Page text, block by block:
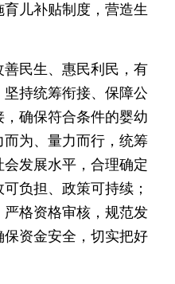
儿补贴制度，营造生
民生、惠民利民，有
持统筹衔接、保障公
确保符合条件的婴幼
而为、量力而行，统筹
发展水平，合理确定
负担、政策可持续；
格资格审核，规范发
资金安全，切实把好